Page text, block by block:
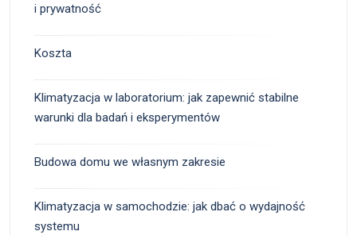
i prywatność
Koszta
Klimatyzacja w laboratorium: jak zapewnić stabilne
warunki dla badań i eksperymentów
Budowa domu we własnym zakresie
Klimatyzacja w samochodzie: jak dbać o wydajność
systemu